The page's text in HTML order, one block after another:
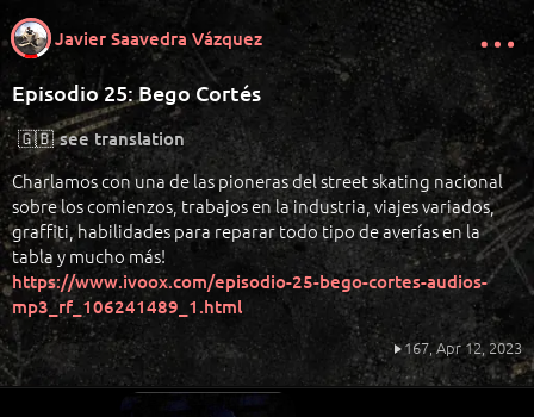
Javier Saavedra Vázquez
Episodio 25: Bego Cortés
🇬🇧 see translation
Charlamos con una de las pioneras del street skating nacional
sobre los comienzos, trabajos en la industria, viajes variados,
graffiti, habilidades para reparar todo tipo de averías en la
tabla y mucho más!
https://www.ivoox.com/episodio-25-bego-cortes-audios-
mp3_rf_106241489_1.html
167,Apr 12, 2023